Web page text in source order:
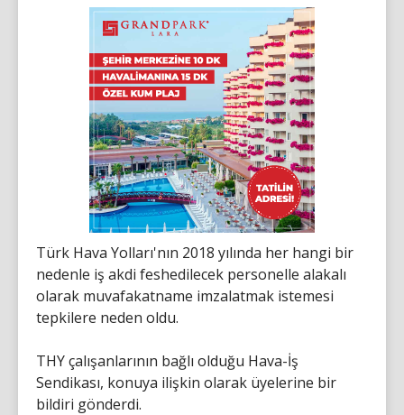
Türk Hava Yolları'nın 2018 yılında her hangi bir
nedenle iş akdi feshedilecek personelle alakalı
olarak muvafakatname imzalatmak istemesi
tepkilere neden oldu.
THY çalışanlarının bağlı olduğu Hava-İş
Sendikası, konuya ilişkin olarak üyelerine bir
bildiri gönderdi.